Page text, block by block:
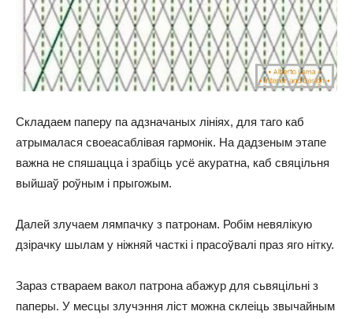
Складаем паперу па адзначаных лініях, для таго каб
атрымалася своеасаблівая гармонік. На дадзеным этапе
важна не спяшацца і зрабіць усё акуратна, каб свяцільня
выйшаў роўным і прыгожым.
Далей злучаем лямпачку з патронам. Робім невялікую
дзірачку шылам у ніжняй часткі і прасоўвалі праз яго нітку.
Зараз ствараем вакол патрона абажур для сьвяцільні з
паперы. У месцы злучэння ліст можна склеіць звычайным